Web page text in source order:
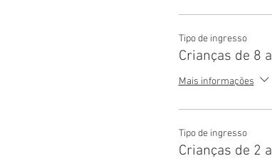
Tipo de ingresso
Crianças de 8
Mais informações
Tipo de ingresso
Crianças de 2